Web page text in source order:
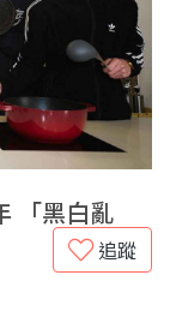
「黑白亂
追蹤